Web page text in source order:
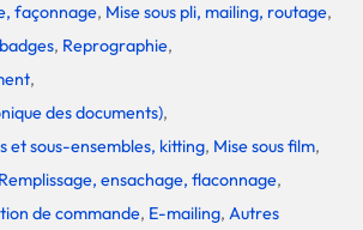
façonnage, Mise sous pli, mailing, routage,
, Reprographie,
,
des documents),
et sous-ensembles, kitting, Mise sous film,
Remplissage, ensachage, flaconnage,
de commande, E-mailing, Autres